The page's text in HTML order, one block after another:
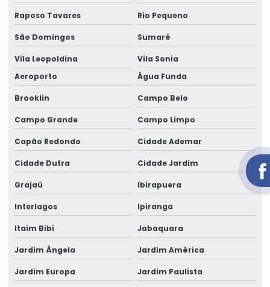
Aluguel de gerador em salvador
Aluguel de gerador trifásico
Aluguel de gerador trifásico em salvador
Aluguel de geradores de energia telefone
Aluguel de geradores para eventos
Aluguel de geradores para eventos valores
Aluguel de um gerador
área de locação de geradores
Cabo elétrico de 16 mm
Cabo elétrico de 16mm
Cabo eletrico de 2 5mm
Raposo Tavares Rio Pequeno
São Domingos Sumaré
Vila Leopoldina
Vila Sonia
Aeroporto
Água Funda
Brooklin Campo Belo
Campo Grande Campo Limpo
Capão Redondo Cidade Ademar
Cidade Dutra Cidade Jardim
Grajaú Ibirapuera
Interlagos Ipiranga
Itaim Bibi Jabaquara
Jardim Ângela Jardim América
Jardim Europa Jardim Paulista